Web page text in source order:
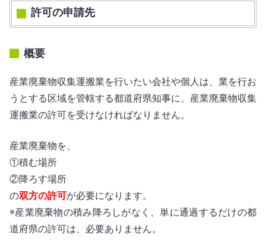
許可の申請先
概要
産業廃棄物収集運搬業を行いたい会社や個人は、業を行お
うとする区域を管轄する都道府県知事に、産業廃棄物収集
運搬業の許可を受けなければなりません。
産業廃棄物を、
①積む場所
②降ろす場所
の双方の許可が必要になります。
※産業廃棄物の積み降ろしがなく、単に通過するだけの都
道府県の許可は、必要ありません。